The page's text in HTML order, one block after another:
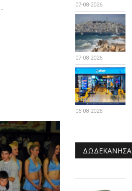
07-08-2026
07-08-2026
06-08-2026
ΔΩΔΕΚΆΝΗΣΑ